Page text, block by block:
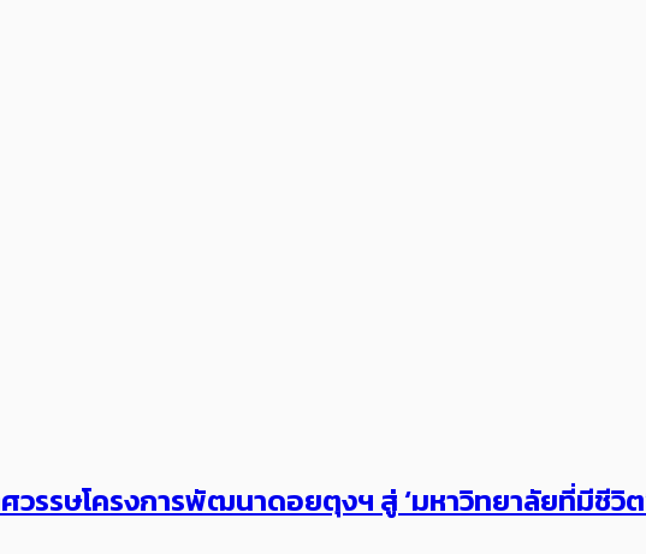
รรษโครงการพัฒนาดอยตุงฯ สู่ ‘มหาวิทยาลัยที่มีชี